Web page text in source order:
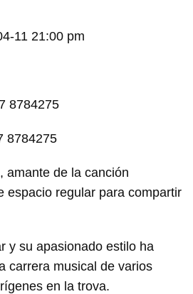
11 21:00 pm
8784275
8784275
amante de la canción
espacio regular para compartir
y su apasionado estilo ha
carrera musical de varios
en la trova.